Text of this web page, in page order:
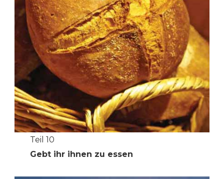
Teil 10
Gebt ihr ihnen zu essen